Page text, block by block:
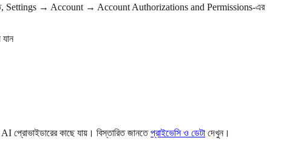
Settings → Account → Account Authorizations and Permissions-এর
প্রোভাইডারের কাছে যায়। বিস্তারিত জানতেপ্রাইভেসি ও ডেটা দেখুন।